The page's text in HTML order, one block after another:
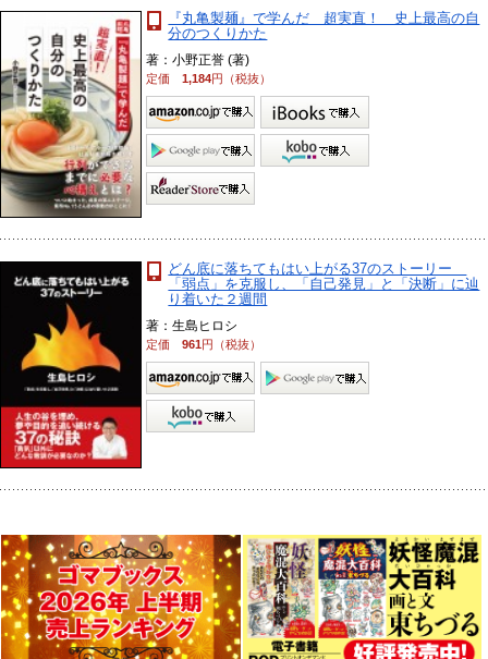
『丸亀製麺』で学んだ 超実直！ 史上最高の自
分のつくりかた
著：小野正誉 (著)
定価1,184円（税抜）
どん底に落ちてもはい上がる37のストーリー
「弱点」を克服し、「自己発見」と「決断」に辿
り着いた２週間
著：生島ヒロシ
定価961円（税抜）